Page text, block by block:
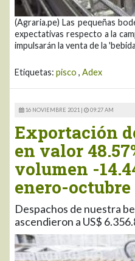
(Agraria.pe) Las pequeñas
expectativas respecto a la
impulsarán la venta de la
Etiquetas: pisco , Adex
16 NOVIEMBRE 2021 | 09:27 AM
Exportación
en valor
volumen -
enero-octubre
Despachos de nuestra
ascendieron a US$